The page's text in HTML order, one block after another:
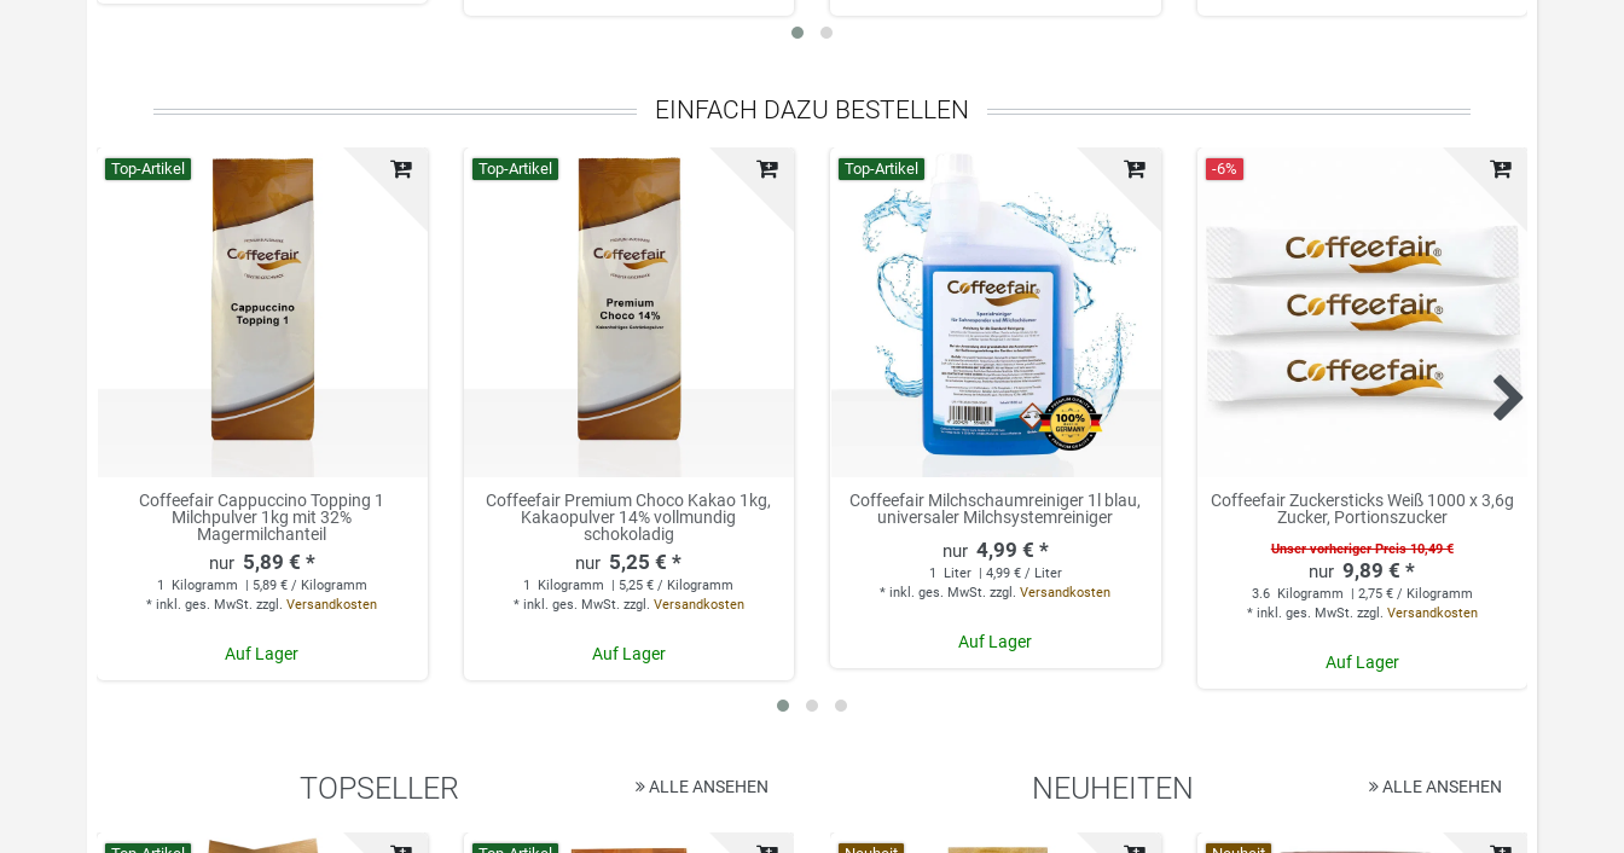
EINFACH DAZU BESTELLEN
Top-Artikel
Coffeefair Cappuccino Topping 1
Milchpulver 1kg mit 32%
Magermilchanteil
5,89 € *
1 Kilogramm
| 5,89 € / Kilogramm
*inkl. ges. MwSt. zzgl.Versandkosten
Auf Lager
Top-Artikel
Coffeefair Premium Choco Kakao 1kg,
Kakaopulver 14% vollmundig
schokoladig
5,25 € *
1 Kilogramm
| 5,25 € / Kilogramm
* inkl. ges. MwSt. zzgl. Versandkosten
Auf Lager
Top-Artikel
Coffeefair Milchschaumreiniger 1l blau,
universaler Milchsystemreiniger
4,99 € *
1 Liter | 4,99 € / Liter
*inkl. ges. MwSt. zzgl.Versandkosten
Auf Lager
-6%
Coffeefair Zuckersticks Weiß 1000 x 3,6g
Zucker, Portionszucker
Unser vorheriger Preis 10,49 €
9,89 € *
3.6 Kilogramm
| 2,75 € / Kilogramm
* inkl. ges. MwSt. zzgl. Versandkosten
Auf Lager
TOPSELLER ALLE ANSEHEN NEUHEITEN ALLE ANSEHEN